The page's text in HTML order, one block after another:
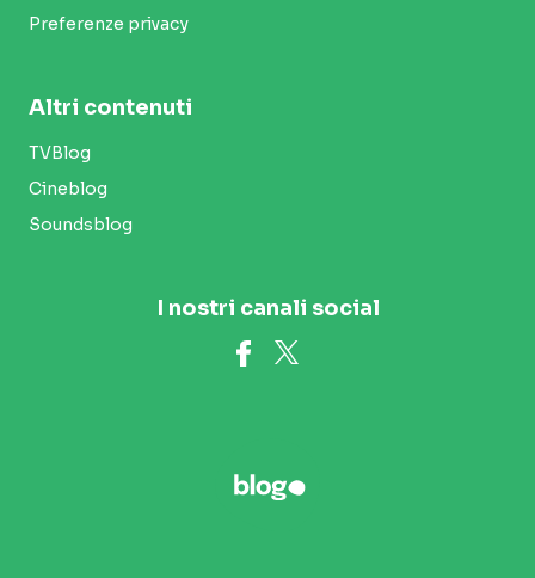
Preferenze privacy
Altri contenuti
TVBlog
Cineblog
Soundsblog
I nostri canali social